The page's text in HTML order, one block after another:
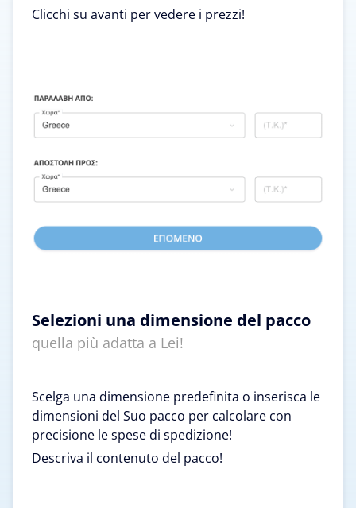
Clicchi su avanti per vedere i prezzi!
Selezioni una dimensione del pacco
quella più adatta a Lei!
Scelga una dimensione predefinita o inserisca le
dimensioni del Suo pacco per calcolare con
precisione le spese di spedizione!
Descriva il contenuto del pacco!